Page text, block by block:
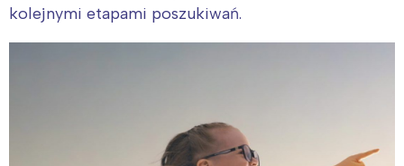
kolejnymi etapami poszukiwań.